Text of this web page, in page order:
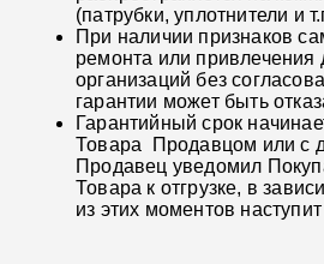
(патрубки, уплотнители и
При наличии признаков
ремонта или привлечения
организаций без
гарантии может быть
Гарантийный срок
Товара Продавцом или с
Продавец уведомил
Товара к отгрузке, в
из этих моментов